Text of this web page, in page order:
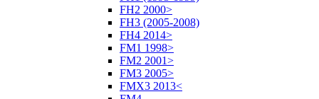
FH2 2000>
FH3 (2005-2008)
FH4 2014>
FM1 1998>
FM2 2001>
FM3 2005>
FMX3 2013<